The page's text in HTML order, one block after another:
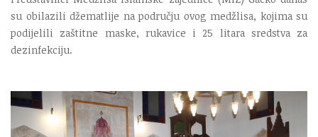
su obilazili džematlije na području ovog medžlisa, kojima su
podijelili zaštitne maske, rukavice i 25 litara sredstva za
dezinfekciju.